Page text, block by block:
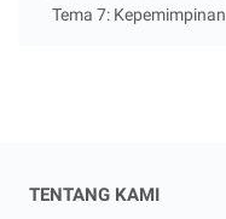
Tema 7: Kepemimpinan
TENTANG KAMI